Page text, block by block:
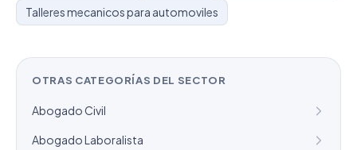
Talleres mecanicos para automoviles
OTRAS CATEGORÍAS DEL SECTOR
Abogado Civil
Abogado Laboralista